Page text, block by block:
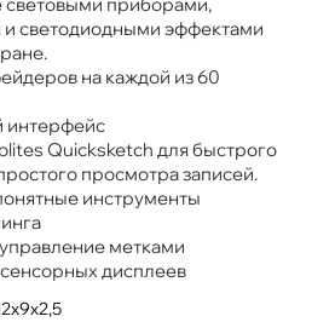
светодиодными эффектами
на каждой из 60
интерфейс
Quicksketch для быстрого
просмотра записей.
инструменты
метками
дисплеев